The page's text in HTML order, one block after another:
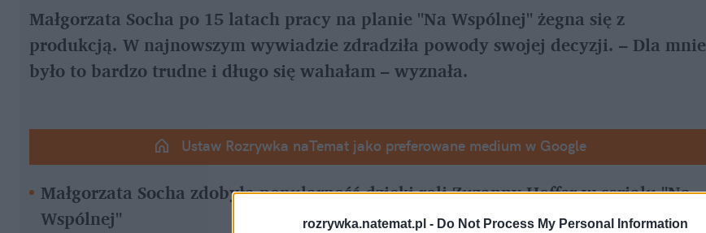
rozrywka.natemat.pl - Do Not Process My Personal Information
Małgorzata Socha po 15 latach pracy na planie "Na Wspólnej" żegna się z
produkcją. W najnowszym wywiadzie zdradziła powody swojej decyzji. – Dla mnie
było to bardzo trudne i długo się wahałam – wyznała.
Ustaw Rozrywka naTemat jako preferowane medium w Google
Małgorzata Socha zdobyła popularność dzięki roli Zuzanny Hoffer w serialu "Na
Wspólnej"